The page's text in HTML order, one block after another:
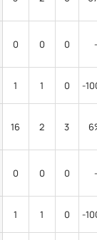
0 0 0 -
1 1 0 -
16 2 3
0 0 0 -
1 1 0 -